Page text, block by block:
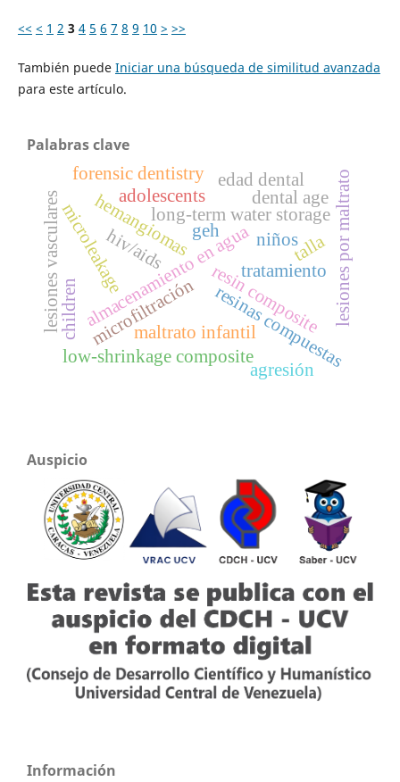
<< < 1 2 3 4 5 6 7 8 9 10 > >>
También puede Iniciar una búsqueda de similitud avanzada
para este artículo.
Palabras clave
microfiltración
almacenamiento en aguaresinas compuestas
microleakage
low-shrinkage composite
long-term water storage
resin composite
maltrato infantil
lesiones por maltrato
agresión
lesiones vasculares hemangiomas niños
tratamiento
children
adolescents dental age
forensic dentistry edad dental
talla
hiv/aids geh
Auspicio
Información